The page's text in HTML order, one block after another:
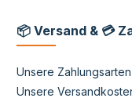
📦 Versand & 💳
Unsere Zahlungsarten
Unsere